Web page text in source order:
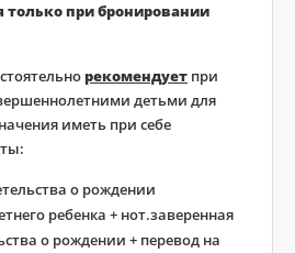
при бронировании
рекомендует при
детьми для
иметь при себе
о рождении
ребенка + нот.заверенная
о рождении + перевод на